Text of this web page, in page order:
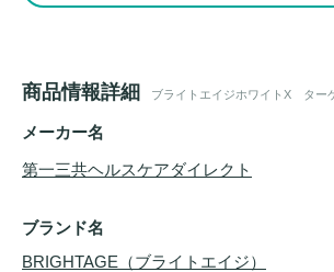
商品情報詳細 ブライトエイジホワイトX ター
メーカー名
第一三共ヘルスケアダイレクト
ブランド名
BRIGHTAGE（ブライトエイジ）